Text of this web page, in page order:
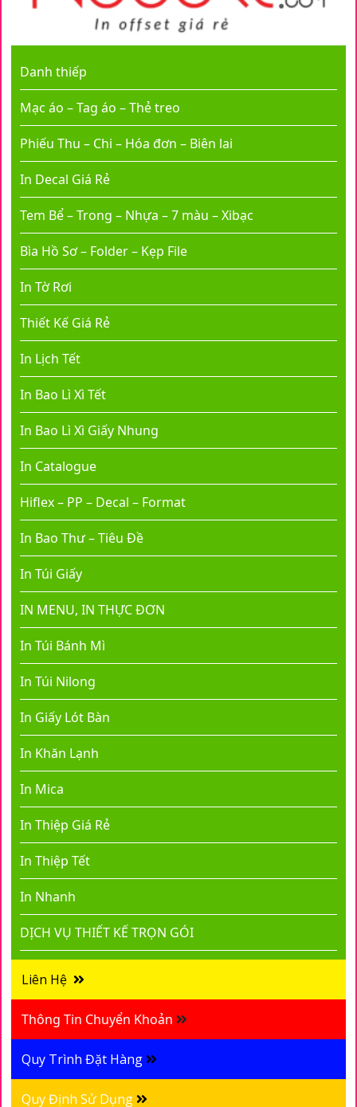
Danh thiếp
Mạc áo – Tag áo – Thẻ treo
Phiếu Thu – Chi – Hóa đơn – Biên lai
In Decal Giá Rẻ
Tem Bể – Trong – Nhựa – 7 màu – Xibạc
Bìa Hồ Sơ – Folder – Kẹp File
In Tờ Rơi
Thiết Kế Giá Rẻ
In Lịch Tết
In Bao Lì Xì Tết
In Bao Lì Xì Giấy Nhung
In Catalogue
Hiflex – PP – Decal – Format
In Bao Thư – Tiêu Đề
In Túi Giấy
IN MENU, IN THỰC ĐƠN
In Túi Bánh Mì
In Túi Nilong
In Giấy Lót Bàn
In Khăn Lạnh
In Mica
In Thiệp Giá Rẻ
In Thiệp Tết
In Nhanh
DỊCH VỤ THIẾT KẾ TRỌN GÓI
Liên Hệ
Thông Tin Chuyển Khoản
Quy Trình Đặt Hàng
Quy Định Sử Dụng